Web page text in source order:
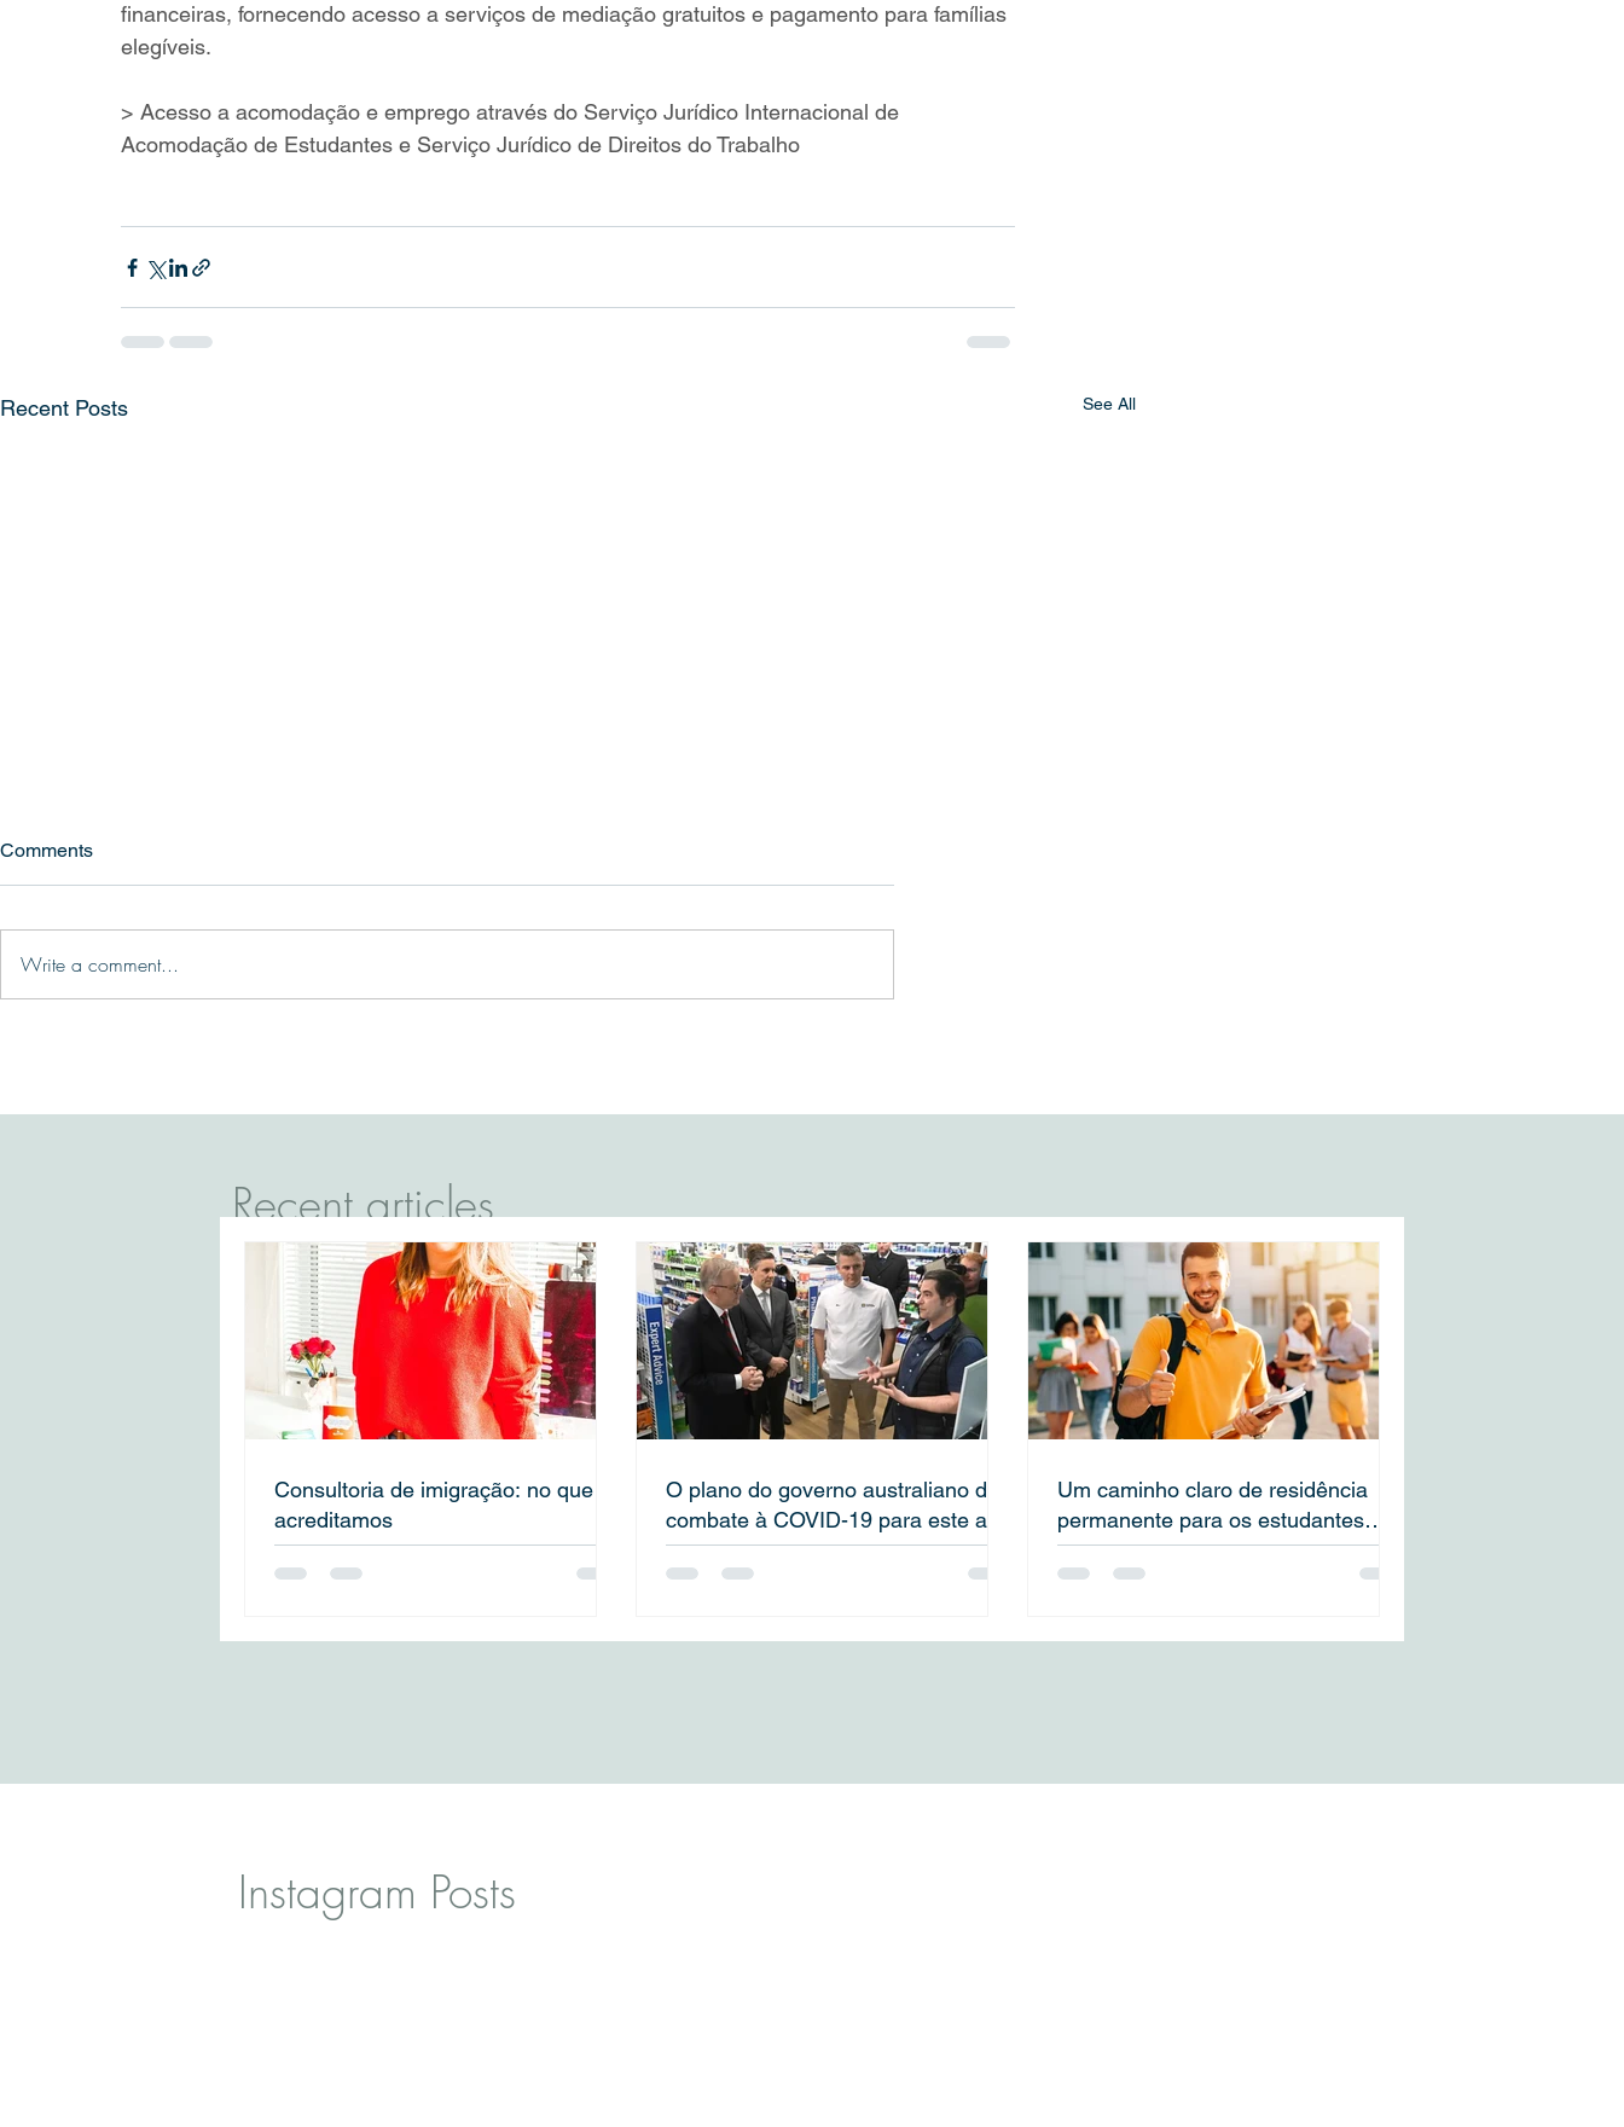
financeiras, fornecendo acesso a serviços de mediação gratuitos e pagamento para famílias
elegíveis.
> Acesso a acomodação e emprego através do Serviço Jurídico Internacional de
Acomodação de Estudantes e Serviço Jurídico de Direitos do Trabalho
Recent Posts See All
Comments
Write a comment...
Recent articles
Consultoria de imigração: no que
acreditamos
O plano do governo australiano de
combate à COVID-19 para este ano
Um caminho claro de residência
permanente para os estudantes
internacionais
Instagram Posts